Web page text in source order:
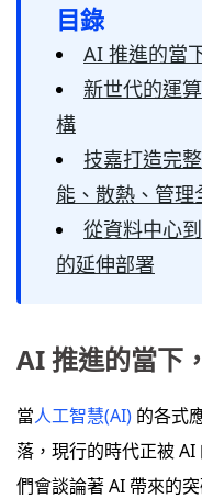
目錄
AI 推進的當
新世代的運
構
技嘉打造完
能、散熱、管理
從資料中心
的延伸部署
AI 推進的當下
當人工智慧(AI) 的各式
落，現行的時代正被
們會談論著 AI 帶來的